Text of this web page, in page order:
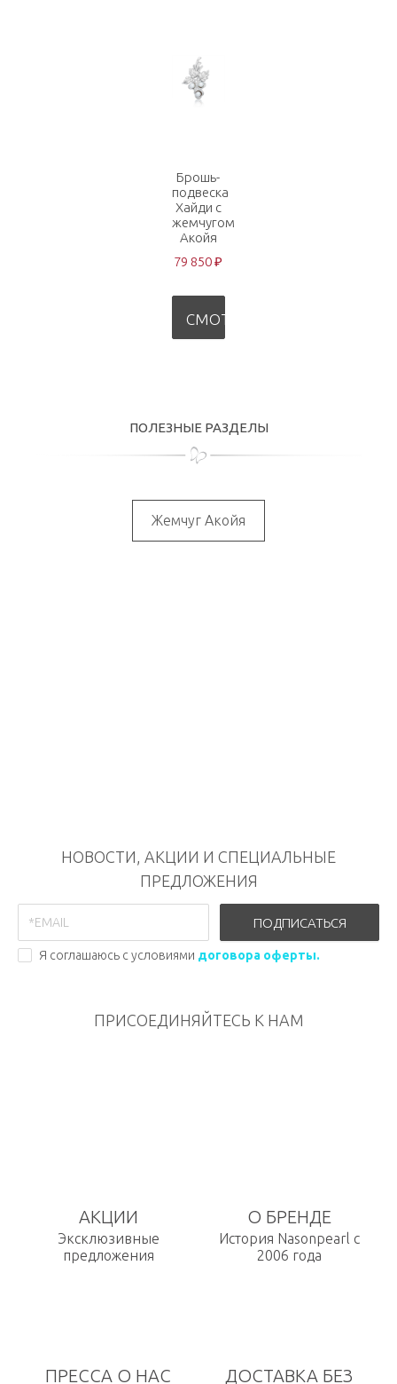
Брошь-
подвеска
Хайди с
жемчугом
Акойя
79 850 ₽
СМОТРЕТЬ
ПОЛЕЗНЫЕ РАЗДЕЛЫ
Жемчуг Акойя
НОВОСТИ, АКЦИИ И СПЕЦИАЛЬНЫЕ
ПРЕДЛОЖЕНИЯ
ПОДПИСАТЬСЯ
Я соглашаюсь с условиями договора оферты.
ПРИСОЕДИНЯЙТЕСЬ К НАМ
АКЦИИ
Эксклюзивные
предложения
О БРЕНДЕ
История Nasonpearl с
2006 года
ПРЕССА О НАС
ДОСТАВКА БЕЗ